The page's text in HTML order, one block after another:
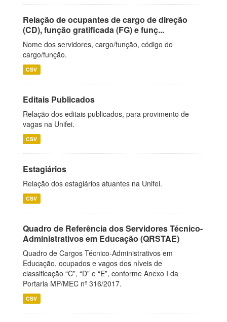
Relação de ocupantes de cargo de direção
(CD), função gratificada (FG) e funç...
Nome dos servidores, cargo/função, código do
cargo/função.
CSV
Editais Publicados
Relação dos editais publicados, para provimento de
vagas na Unifei.
CSV
Estagiários
Relação dos estagiários atuantes na Unifei.
CSV
Quadro de Referência dos Servidores Técnico-
Administrativos em Educação (QRSTAE)
Quadro de Cargos Técnico-Administrativos em
Educação, ocupados e vagos dos níveis de
classificação “C”, “D” e “E”, conforme Anexo I da
Portaria MP/MEC nº 316/2017.
CSV